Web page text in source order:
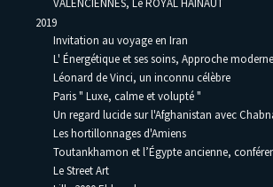
VALENCIENNES, Le ROYAL HAINAUT
2019
Invitation au voyage en Iran
L' Énergétique et ses soins, Approche
Léonard de Vinci, un inconnu célèbre
Paris " Luxe, calme et volupté "
Un regard lucide sur l'Afghanistan avec
Les hortillonnages d'Amiens
Toutankhamon et l’Égypte ancienne,
Le Street Art